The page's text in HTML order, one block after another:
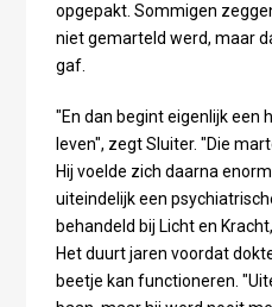
opgepakt. Sommigen
niet gemarteld werd, maar
gaf.
"En dan begint eigenlijk een
leven", zegt Sluiter. "Die
Hij voelde zich daarna
uiteindelijk een
behandeld bij Licht en
Het duurt jaren voordat
beetje kan functioneren.